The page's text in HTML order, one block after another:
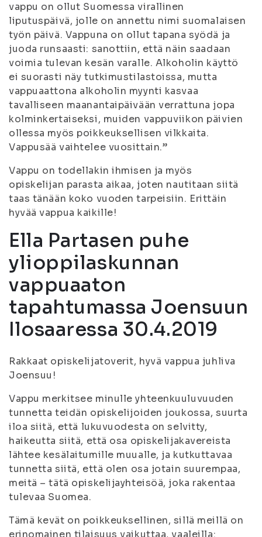
vappu on ollut Suomessa virallinen
liputuspäivä, jolle on annettu nimi suomalaisen
työn päivä. Vappuna on ollut tapana syödä ja
juoda runsaasti: sanottiin, että näin saadaan
voimia tulevan kesän varalle. Alkoholin käyttö
ei suorasti näy tutkimustilastoissa, mutta
vappuaattona alkoholin myynti kasvaa
tavalliseen maanantaipäivään verrattuna jopa
kolminkertaiseksi, muiden vappuviikon päivien
ollessa myös poikkeuksellisen vilkkaita.
Vappusää vaihtelee vuosittain.’’
Vappu on todellakin ihmisen ja myös
opiskelijan parasta aikaa, joten nautitaan siitä
taas tänään koko vuoden tarpeisiin. Erittäin
hyvää vappua kaikille!
Ella Partasen puhe
ylioppilaskunnan
vappuaaton
tapahtumassa Joensuun
Ilosaaressa 30.4.2019
Rakkaat opiskelijatoverit, hyvä vappua juhliva
Joensuu!
Vappu merkitsee minulle yhteenkuuluvuuden
tunnetta teidän opiskelijoiden joukossa, suurta
iloa siitä, että lukuvuodesta on selvitty,
haikeutta siitä, että osa opiskelijakavereista
lähtee kesälaitumille muualle, ja kutkuttavaa
tunnetta siitä, että olen osa jotain suurempaa,
meitä – tätä opiskelijayhteisöä, joka rakentaa
tulevaa Suomea.
Tämä kevät on poikkeuksellinen, sillä meillä on
erinomainen tilaisuus vaikuttaa, vaaleilla: